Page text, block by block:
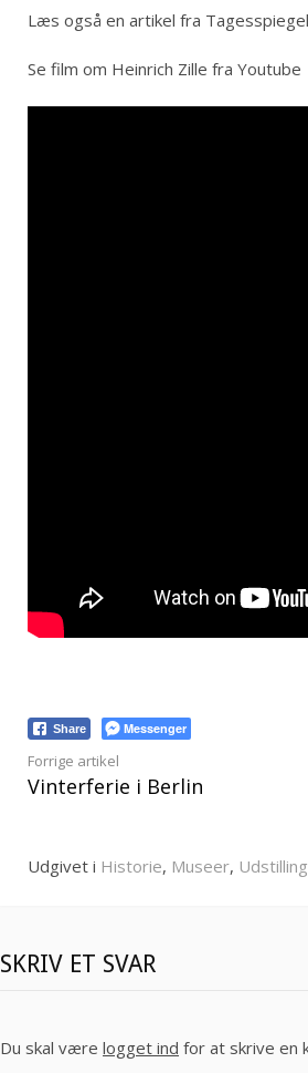
Læs også en artikel fra
Se film om Heinrich Zille fra Youtube
Share Messenger
Læs
Forrige artikel
Vinterferie i Berlin
Udgivet i Historie, Museer, Udstilling
SKRIV ET SVAR
Du skal være logget ind for at skrive en